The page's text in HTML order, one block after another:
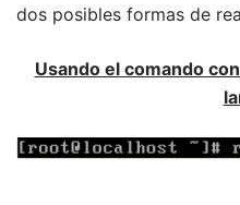
dos posibles formas de
Usando el comando